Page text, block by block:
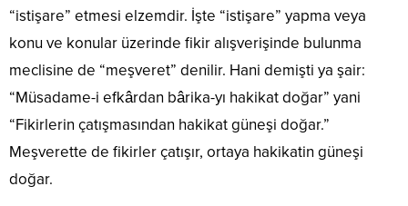
“istişare” etmesi elzemdir. İşte “istişare” yapma veya
konu ve konular üzerinde fikir alışverişinde bulunma
meclisine de “meşveret” denilir. Hani demişti ya şair:
“Müsadame-i efkârdan bârika-yı hakikat doğar” yani
“Fikirlerin çatışmasından hakikat güneşi doğar.”
Meşverette de fikirler çatışır, ortaya hakikatin güneşi
doğar.